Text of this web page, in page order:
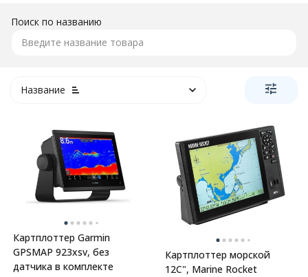
Поиск по названию
Название
Картплоттер Garmin
GPSMAP 923xsv, без
датчика в комплекте
Картплоттер морской
12C", Marine Rocket